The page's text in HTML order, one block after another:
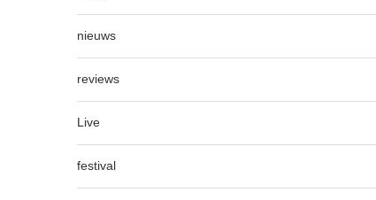
nieuws
reviews
Live
festival